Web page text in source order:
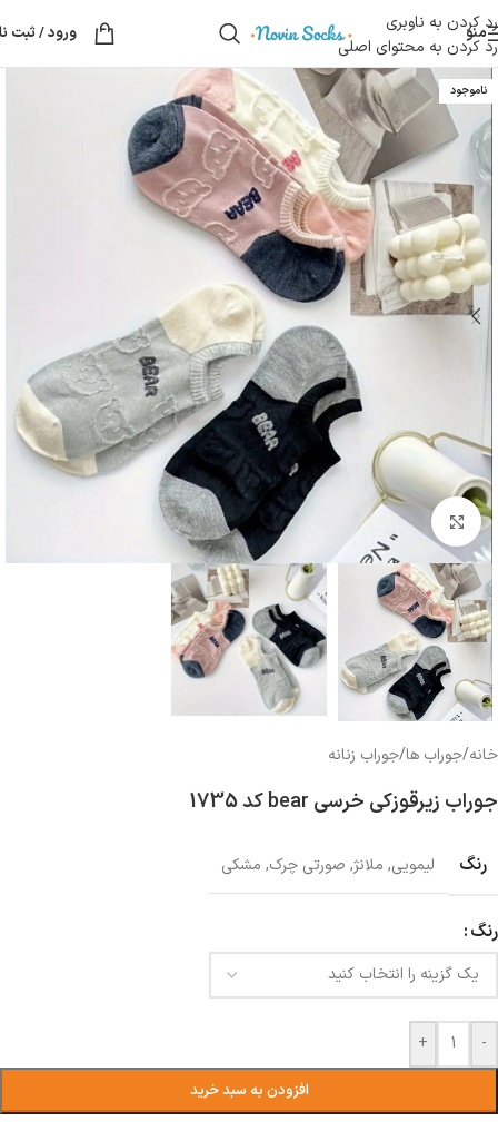
رد کردن به ناوبری
رد کردن به محتوای اصلی
منو ورود / ثبت
ناموجود
بزرگنمایی تصویر
خانه/جوراب ها/جوراب زنانه
جوراب زیرقوزکی خرسی bear کد 1735
رنگ لیمویی, ملانژ, صورتی چرک, مشکی
رنگ
-
+
افزودن به سبد خرید